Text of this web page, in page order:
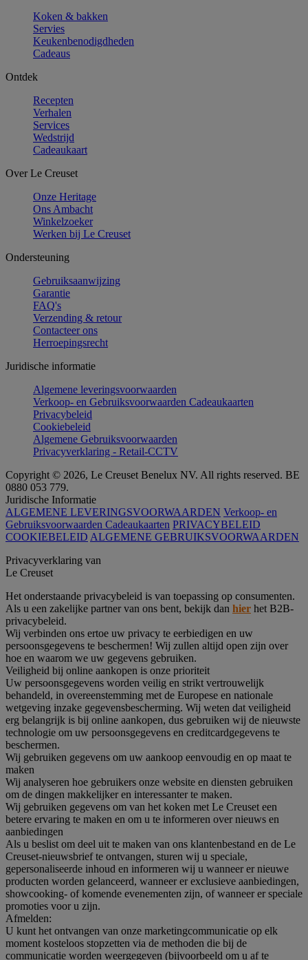
Koken & bakken
Servies
Keukenbenodigdheden
Cadeaus
Ontdek
Recepten
Verhalen
Services
Wedstrijd
Cadeaukaart
Over Le Creuset
Onze Heritage
Ons Ambacht
Winkelzoeker
Werken bij Le Creuset
Ondersteuning
Gebruiksaanwijzing
Garantie
FAQ's
Verzending & retour
Contacteer ons
Herroepingsrecht
Juridische informatie
Algemene leveringsvoorwaarden
Verkoop- en Gebruiksvoorwaarden Cadeaukaarten
Privacybeleid
Cookiebeleid
Algemene Gebruiksvoorwaarden
Privacyverklaring - Retail-CCTV
Copyright © 2026, Le Creuset Benelux NV. All rights reserved. BE
0880 053 779.
Juridische Informatie
ALGEMENE LEVERINGSVOORWAARDEN Verkoop- en
Gebruiksvoorwaarden Cadeaukaarten PRIVACYBELEID
COOKIEBELEID ALGEMENE GEBRUIKSVOORWAARDEN
Privacyverklaring van
Le Creuset
Het onderstaande privacybeleid is van toepassing op consumenten.
Als u een zakelijke partner van ons bent, bekijk dan hier het B2B-
privacybeleid.
Wij verbinden ons ertoe uw privacy te eerbiedigen en uw
persoonsgegevens te beschermen! Wij zullen altijd open zijn over
hoe en waarom we uw gegevens gebruiken.
Veiligheid bij online aankopen is onze prioriteit
Uw persoonsgegevens worden veilig en strikt vertrouwelijk
behandeld, in overeenstemming met de Europese en nationale
wetgeving inzake gegevensbescherming. Wij weten dat veiligheid
erg belangrijk is bij online aankopen, dus gebruiken wij de nieuwste
technologie om uw persoonsgegevens en creditcardgegevens te
beschermen.
Wij gebruiken gegevens om uw aankoop eenvoudig en op maat te
maken
Wij analyseren hoe gebruikers onze website en diensten gebruiken
om de dingen makkelijker en interessanter te maken.
Wij gebruiken gegevens om van het koken met Le Creuset een
betere ervaring te maken en om u te informeren over nieuws en
aanbiedingen
Als u beslist om deel uit te maken van ons klantenbestand en de Le
Creuset-nieuwsbrief te ontvangen, sturen wij u speciale,
gepersonaliseerde inhoud en informeren wij u wanneer er nieuwe
producten worden gelanceerd, wanneer er exclusieve aanbiedingen,
showcooking- of komende evenementen zijn, of wanneer er speciale
promoties voor u zijn.
Afmelden:
U kunt het ontvangen van onze marketingcommunicatie op elk
moment kosteloos stopzetten via de methoden die bij de
communicatie worden weergegeven (bijvoorbeeld om u af te